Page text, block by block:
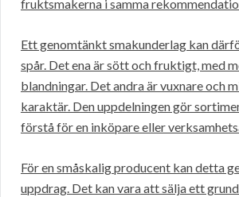
fruktsmakerna i samma
Ett genomtänkt smakunderlag kan
spår. Det ena är sött och fruktigt, med
blandningar. Det andra är vuxnare och
karaktär. Den uppdelningen gör
förstå för en inköpare eller
För en småskalig producent kan detta
uppdrag. Det kan vara att sälja ett